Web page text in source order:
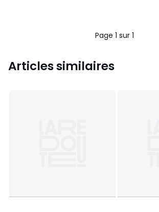
Page 1 sur 1
Articles similaires